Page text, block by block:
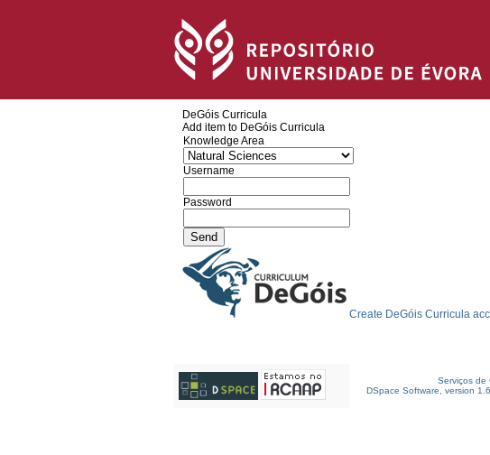
DeGóis Curricula
Add item to DeGóis Curricula
Knowledge Area
Username
Password
Create DeGóis Curricula
Serviços de
DSpace Software, version